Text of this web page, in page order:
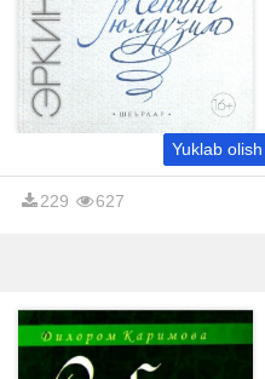
Yuklab olish
229 627